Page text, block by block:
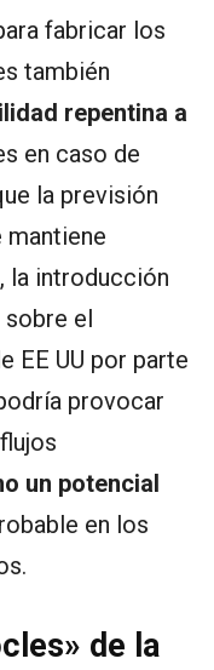
fabricar los
también
repentina a
en caso de
la previsión
la introducción
el
EE UU por parte
provocar
un potencial
en los
de la